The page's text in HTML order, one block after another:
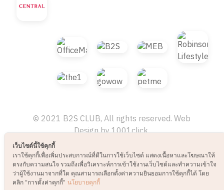
© 2021 B2S CLUB, All rights reserved. Web
Design by1001click.
เว็บไซต์นี้ใช้คุกกี้
เราใช้คุกกี้เพื่อเพิ่มประสบการณ์ที่ดีในการใช้เว็บไซต์ แสดงเนื้อหาและโฆษณาให้
ตรงกับความสนใจ รวมถึงเพื่อวิเคราะห์การเข้าใช้งานเว็บไซต์และทำความเข้าใจ
ว่าผู้ใช้งานมาจากที่ใด คุณสามารถเลือกตั้งค่าความยินยอมการใช้คุกกี้ได้ โดย
คลิก “การตั้งค่าคุกกี้” นโยบายคุกกี้